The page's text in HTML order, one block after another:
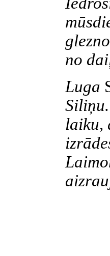
no
Luga
laiku,